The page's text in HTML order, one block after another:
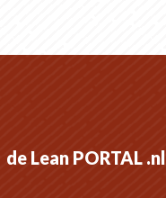
de Lean PORTAL .nl